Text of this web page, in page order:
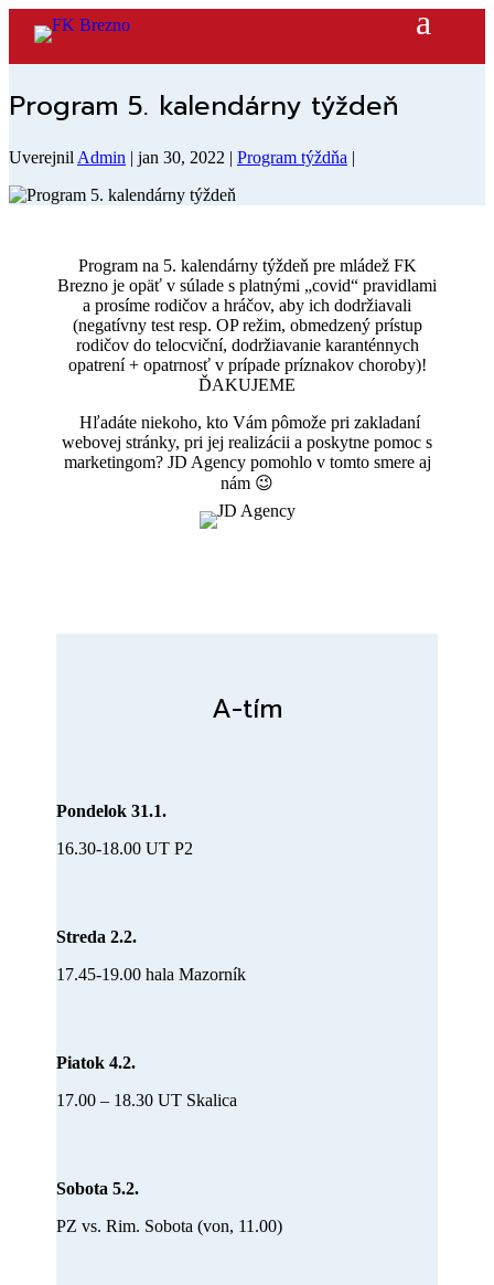
Program 5. kalendárny týždeň
Uverejnil Admin | jan 30, 2022 | Program týždňa |
Program na 5. kalendárny týždeň pre mládež FK
Brezno je opäť v súlade s platnými „covid“ pravidlami
a prosíme rodičov a hráčov, aby ich dodržiavali
(negatívny test resp. OP režim, obmedzený prístup
rodičov do telocviční, dodržiavanie karanténnych
opatrení + opatrnosť v prípade príznakov choroby)!
ĎAKUJEME
Hľadáte niekoho, kto Vám pômože pri zakladaní
webovej stránky, pri jej realizácii a poskytne pomoc s
marketingom? JD Agency pomohlo v tomto smere aj
nám 😉
A-tím
Pondelok 31.1.
16.30-18.00 UT P2
Streda 2.2.
17.45-19.00 hala Mazorník
Piatok 4.2.
17.00 – 18.30 UT Skalica
Sobota 5.2.
PZ vs. Rim. Sobota (von, 11.00)